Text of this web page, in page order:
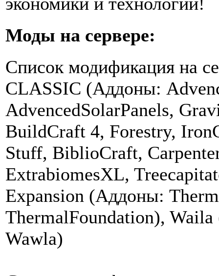
Моды на сервере:
Список модификация на
CLASSIC (Аддоны:
AdvenсedSolarPanels,
BuildCraft 4, Forestry,
Stuff, BiblioCraft,
ExtrabiomesXL,
Expansion (Аддоны:
ThermalFoundation),
Wawla)